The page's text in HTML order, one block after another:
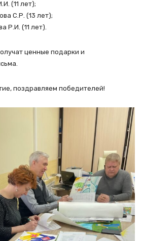
(11 лет);
С.Р. (13 лет);
Р.И. (11 лет).
ценные подарки и
поздравляем победителей!